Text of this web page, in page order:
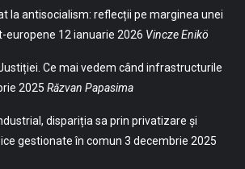
la antisocialism: reflecții pe marginea unei
europene 12 ianuarie 2026 Vincze Enikö
Ce mai vedem când infrastructurile
2025 Răzvan Papasima
dispariția sa prin privatizare și
gestionate în comun 3 decembrie 2025